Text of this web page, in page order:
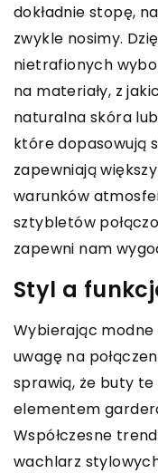
dokładnie stopę,
zwykle nosimy.
nietrafionych
na materiały, z
naturalna skóra
które dopasowują
zapewniają
warunków
sztybletów
zapewni nam
Styl a
Wybierając
uwagę na
sprawią, że buty te
elementem
Współczesne
wachlarz